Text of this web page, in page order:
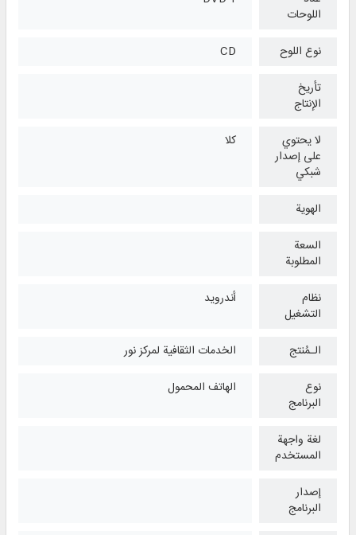
اللوحات
نوع اللوح
CD
تأريخ
الإنتاج
لا يحتوي
على إصدار
شبكي
كلا
الهوية
السعة
المطلوبة
نظام
التشغیل
أندرويد
الـمُنتج
الخدمات الثقافية لمركز نور
نوع
البرنامج
الهاتف المحمول
لغة واجهة
المستخدم
إصدار
البرنامج